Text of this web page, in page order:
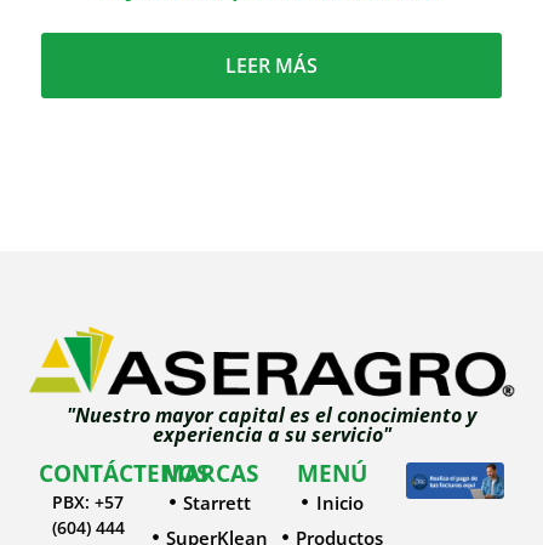
LEER MÁS
"Nuestro mayor capital es el conocimiento y
experiencia a su servicio"
CONTÁCTENOS
PBX: +57
(604) 444
MARCAS
Starrett
SuperKlean
MENÚ
Inicio
Productos